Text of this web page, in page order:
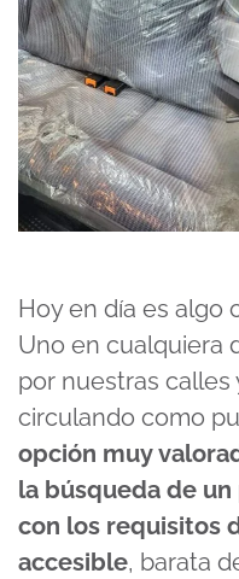
Hoy en día es algo
Uno en cualquiera
por nuestras calles
circulando como
opción muy
la búsqueda de
con los requisitos
accesible, barata